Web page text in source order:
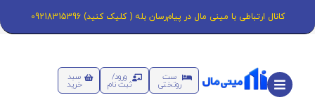
کانال ارتباطی با مینی مال در پیام‌رسان بله ( کلیک کنید) 09218315396
ست
روتختی
ورود/
ثبت نام
سبد
خرید